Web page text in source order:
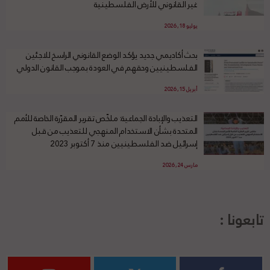
غير القانوني للأرض الفلسطينية
يوليو 18, 2026
بحث أكاديمي جديد يؤكد الوضع القانوني الراسخ للاجئين
الفلسطينيين وحقهم في العودة بموجب القانون الدولي
أبريل 15, 2026
التعذيب والإبادة الجماعية: ملخّص تقرير المقرّرة الخاصة للأمم
المتحدة بشأن الاستخدام المنهجي للتعذيب من قبل
إسرائيل ضد الفلسطينيين منذ 7 أكتوبر 2023
مارس 24, 2026
تابعونا :